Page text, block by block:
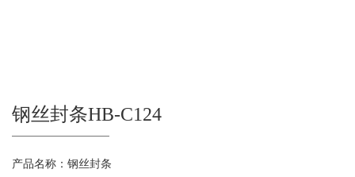
钢丝封条HB-C124
产品名称：钢丝封条